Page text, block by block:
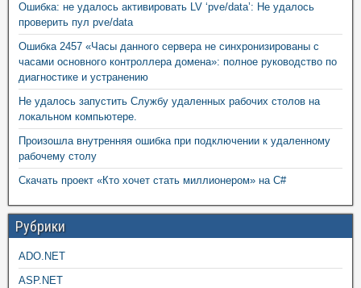
Ошибка: не удалось активировать LV ‘pve/data’: Не удалось
проверить пул pve/data
Ошибка 2457 «Часы данного сервера не синхронизированы с
часами основного контроллера домена»: полное руководство по
диагностике и устранению
Не удалось запустить Службу удаленных рабочих столов на
локальном компьютере.
Произошла внутренняя ошибка при подключении к удаленному
рабочему столу
Скачать проект «Кто хочет стать миллионером» на C#
Рубрики
ADO.NET
ASP.NET